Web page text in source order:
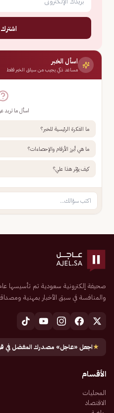
اشترك
اسأل الخبر
مساعد ذكي يجيب من سياق الخبر فقط
اسأل ما تريد
ما الفكرة الرئيسية للخبر؟
ما هي أبرز الأرقام والإحصاءات؟
كيف يؤثر هذا علي؟
والمنافسة في سبق الأخبار بمهنية
★اجعل «عاجل» مصدرك المفضل في
الأقسام
المحليات
الاقتصاد